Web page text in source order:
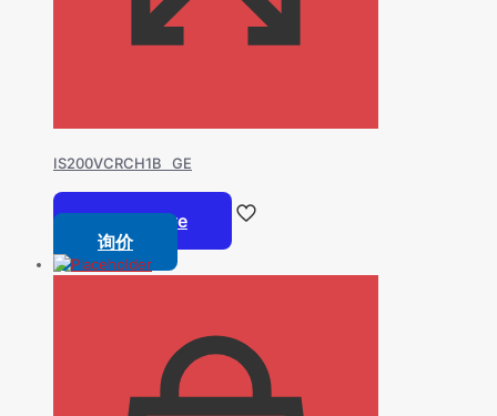
IS200VCRCH1B GE
Read more
询价